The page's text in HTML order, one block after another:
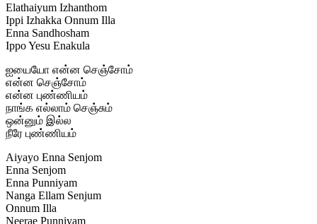
Elathaiyum Izhanthom
Ippi Izhakka Onnum Illa
Enna Sandhosham
Ippo Yesu Enakula
ஐயையோ என்ன செஞ்சோம்
என்ன செஞ்சோம்
என்ன புண்ணியம்
நாங்க எல்லாம் செஞ்சும்
ஒன்னும் இல்ல
நீரே புண்ணியம்
Aiyayo Enna Senjom
Enna Senjom
Enna Punniyam
Nanga Ellam Senjum
Onnum Illa
Neerae Punniyam